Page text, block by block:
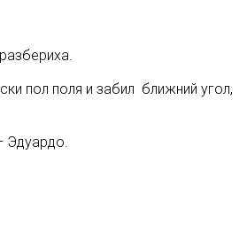
пол поля и забил ближний угол,
Эдуардо.